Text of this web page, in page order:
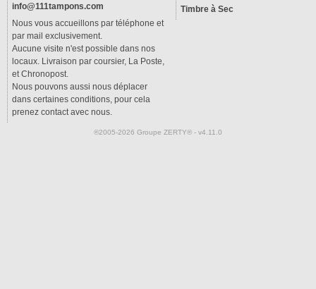
info@111tampons.com
Nous vous accueillons par téléphone et
par mail exclusivement.
Aucune visite n'est possible dans nos
locaux. Livraison par coursier, La Poste,
et Chronopost.
Nous pouvons aussi nous déplacer
dans certaines conditions, pour cela
prenez contact avec nous.
Timbre à Sec
®2005-2026 Groupe ZERTY® - v4.11.0